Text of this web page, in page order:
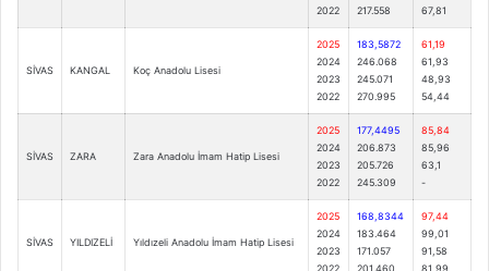
2022
217.558
67,81
SİVAS KANGAL Koç Anadolu Lisesi
2025
2024
2023
2022
183,5872
246.068
245.071
270.995
61,19
61,93
48,93
54,44
SİVAS ZARA Zara Anadolu İmam Hatip Lisesi
2025
2024
2023
2022
177,4495
206.873
205.726
245.309
85,84
85,96
63,1
-
SİVAS YILDIZELİ Yıldızeli Anadolu İmam Hatip Lisesi
2025
2024
2023
2022
168,8344
183.464
171.057
201.460
97,44
99,01
91,58
81,99